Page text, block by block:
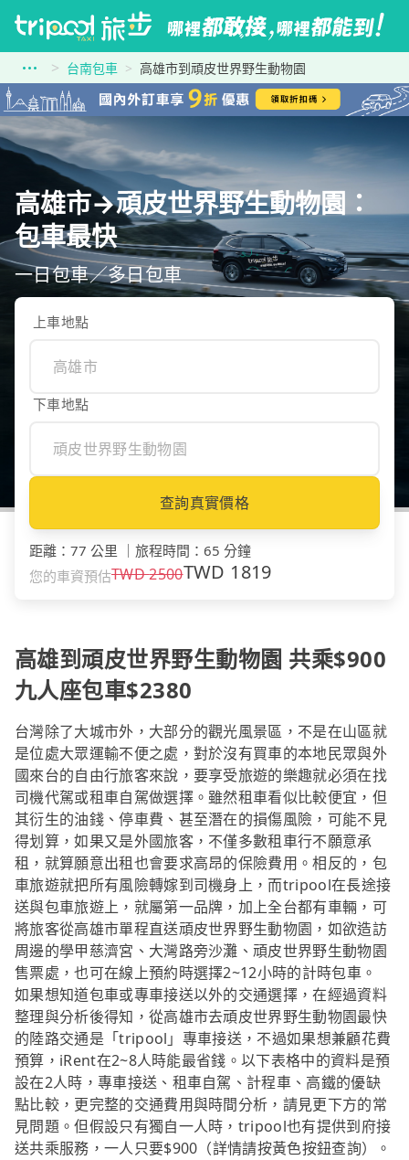
台南包車 高雄市到頑皮世界野生動物園
高雄市→頑皮世界野生動物園：
包車最快
一日包車／多日包車
上車地點
下車地點
查詢真實價格
距離 ： 77 公里 旅程時間 ： 65 分鐘
您的車資預估TWD2500TWD 1819
高雄到頑皮世界野生動物園 共乘$900
九人座包車$2380
台灣除了大城市外，大部分的觀光風景區，不是在山區就
是位處大眾運輸不便之處，對於沒有買車的本地民眾與外
國來台的自由行旅客來說，要享受旅遊的樂趣就必須在找
司機代駕或租車自駕做選擇。雖然租車看似比較便宜，但
其衍生的油錢、停車費、甚至潛在的損傷風險，可能不見
得划算，如果又是外國旅客，不僅多數租車行不願意承
租，就算願意出租也會要求高昂的保險費用。相反的，包
車旅遊就把所有風險轉嫁到司機身上，而tripool在長途接
送與包車旅遊上，就屬第一品牌，加上全台都有車輛，可
將旅客從高雄市單程直送頑皮世界野生動物園，如欲造訪
周邊的學甲慈濟宮、大灣路旁沙灘、頑皮世界野生動物園
售票處，也可在線上預約時選擇2~12小時的計時包車。
如果想知道包車或專車接送以外的交通選擇，在經過資料
整理與分析後得知，從高雄市去頑皮世界野生動物園最快
的陸路交通是「tripool」專車接送，不過如果想兼顧花費
預算，iRent在2~8人時能最省錢。以下表格中的資料是預
設在2人時，專車接送、租車自駕、計程車、高鐵的優缺
點比較，更完整的交通費用與時間分析，請見更下方的常
見問題。但假設只有獨自一人時，tripool也有提供到府接
送共乘服務，一人只要$900（詳情請按黃色按鈕查詢）。